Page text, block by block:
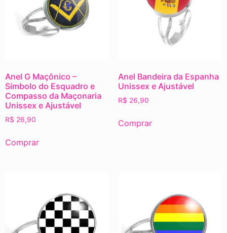
Anel G Maçônico –
Símbolo do Esquadro e
Compasso da Maçonaria
Unissex e Ajustável
R$ 26,90
Comprar
Anel Bandeira da Espanha
Unissex e Ajustável
R$ 26,90
Comprar